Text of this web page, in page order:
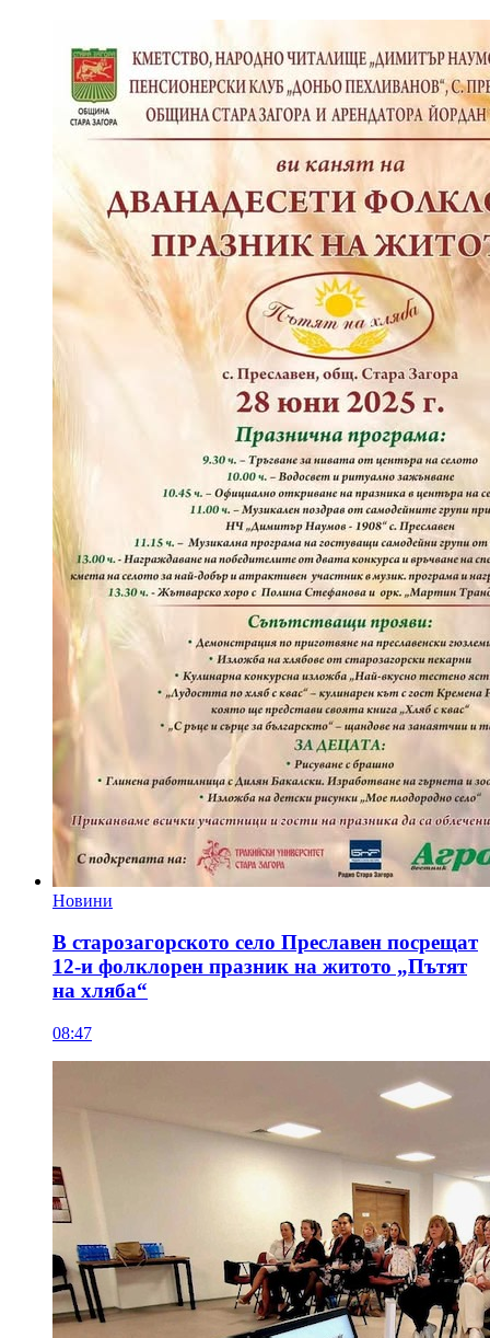
Новини
В старозагорското село Преславен посрещат
12-и фолклорен празник на житото „Пътят
на хляба“
08:47